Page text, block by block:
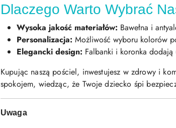
Dlaczego Warto Wybrać
Wysoka jakość materiałów: Bawełna i
Personalizacja: Możliwość wyboru kolorów
Elegancki design: Falbanki i koronka dodają
Kupując naszą pościel, inwestujesz w zdrowy i
spokojem, wiedząc, że Twoje dziecko śpi
Uwaga